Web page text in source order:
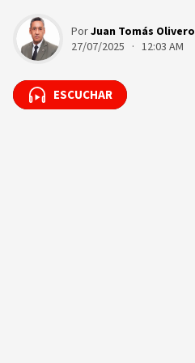
PorJuan Tomás Olivero
27/07/2025 · 12:03 AM
ESCUCHAR
ESCUCHAR